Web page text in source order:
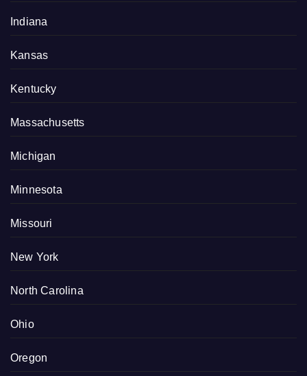
Indiana
Kansas
Kentucky
Massachusetts
Michigan
Minnesota
Missouri
New York
North Carolina
Ohio
Oregon